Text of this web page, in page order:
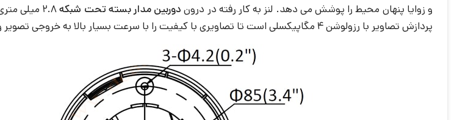
و زوایا پنهان محیط را پوشش می دهد. لنز به کار رفته در درون دوربین مدار بسته تحت شبکه
پردازش تصاویر با رزولوشن 4 مگاپیکسلی است تا تصاویری با کیفیت را با سرعت بسیار بالا به خروجی تصویر و هارد سیستم انتقال دهد.